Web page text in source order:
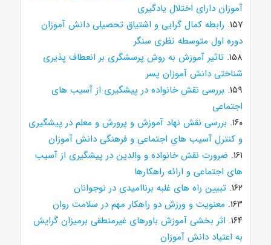
آموزان دارای اختلال یادگیری
۱۵۷. رابطه کمال گرایی و اشتیاق تحصیلی دانش آموزان
دوره اول متوسطه نظری سنگر
۱۵۸. تاثیر آموزش به روش پرسشگری بر انعطاف پذیری
شناختی دانش آموزان پسر
۱۵۹. بررسی نقش خانواده در پیشگیری از آسیب های
اجتماعی
۱۶۰. بررسی نقش نهاد آموزش و پرورش و معلم در پیشگیری
و کنترل آسیب های اجتماعی و فرهنگی دانش آموزان
۱۶۱. ضرورت نقش خانواده و والدین در پیشگیری از آسیب
های اجتماعی و ارائه راهکارها
۱۶۲. تبیین راه های غلبه برناامیدی در نوجوانان
۱۶۳. معنویت و ورزش دو راهکار مهم در سلامت روان
۱۶۴. اثر بخشی آموزش باورهای غیرمنطقی برمیزان گرایش
به اعتیاد دانش آموزان